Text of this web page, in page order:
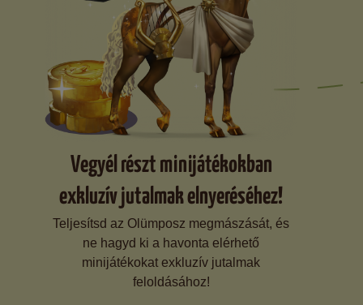
Vegyél részt minijátékokban
exkluzív jutalmak elnyeréséhez!
Teljesítsd az Olümposz megmászását, és
ne hagyd ki a havonta elérhető
minijátékokat exkluzív jutalmak
feloldásához!